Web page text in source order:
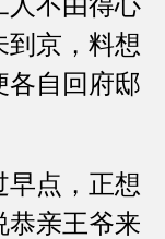
到京，料想
各自回府邸
早点，正想
恭亲王爷来